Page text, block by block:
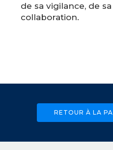
de sa vigilance, de
collaboration.
RETOUR À LA